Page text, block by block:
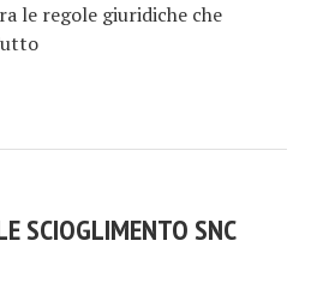
le regole giuridiche che
SCIOGLIMENTO SNC